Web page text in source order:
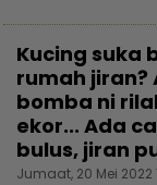
Kucing suka
rumah jiran?
bomba ni
ekor... Ada
bulus, jiran
Jumaat, 20 Mei 2022